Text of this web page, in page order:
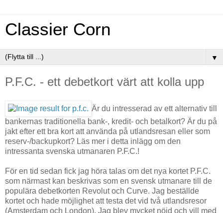
Classier Corn
▼
P.F.C. - ett debetkort värt att kolla upp
Är du intresserad av ett alternativ till
bankernas traditionella bank-, kredit- och betalkort? Är du på
jakt efter ett bra kort att använda på utlandsresan eller som
reserv-/backupkort? Läs mer i detta inlägg om den
intressanta svenska utmanaren P.F.C.!
För en tid sedan fick jag höra talas om det nya kortet P.F.C.
som närmast kan beskrivas som en svensk utmanare till de
populära debetkorten Revolut och Curve. Jag beställde
kortet och hade möjlighet att testa det vid två utlandsresor
(Amsterdam och London). Jag blev mycket nöjd och vill med